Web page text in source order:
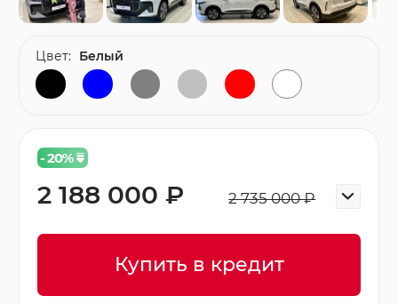
- 20%
2 735 000 ₽
2 188 000 ₽
Купить в кредит
Цвет: Белый